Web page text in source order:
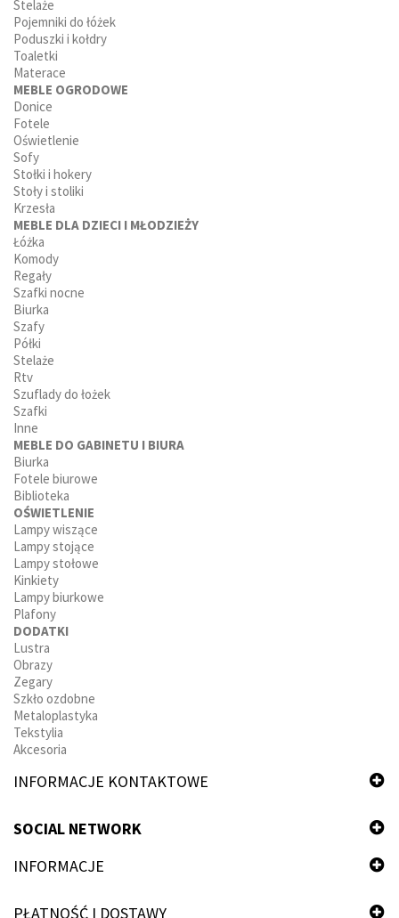
Stelaże
Pojemniki do łóżek
Poduszki i kołdry
Toaletki
Materace
MEBLE OGRODOWE
Donice
Fotele
Oświetlenie
Sofy
Stołki i hokery
Stoły i stoliki
Krzesła
MEBLE DLA DZIECI I MŁODZIEŻY
Łóżka
Komody
Regały
Szafki nocne
Biurka
Szafy
Półki
Stelaże
Rtv
Szuflady do łożek
Szafki
Inne
MEBLE DO GABINETU I BIURA
Biurka
Fotele biurowe
Biblioteka
OŚWIETLENIE
Lampy wiszące
Lampy stojące
Lampy stołowe
Kinkiety
Lampy biurkowe
Plafony
DODATKI
Lustra
Obrazy
Zegary
Szkło ozdobne
Metaloplastyka
Tekstylia
Akcesoria
INFORMACJE KONTAKTOWE
SOCIAL NETWORK
INFORMACJE
PŁATNOŚĆ I DOSTAWY